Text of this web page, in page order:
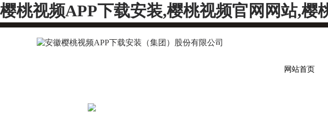
樱桃视频APP下载安装,樱桃视频官网网站,樱
网站首页